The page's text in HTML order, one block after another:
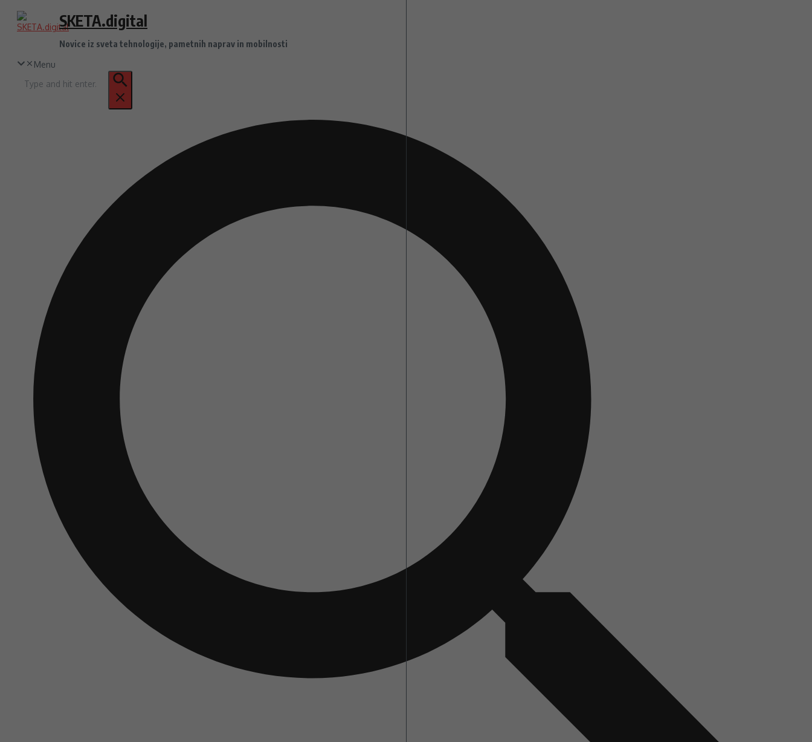
Preskoči
SKETA.digital
Novice iz sveta tehnologije, pametnih naprav in mobilnosti
Menu
za: